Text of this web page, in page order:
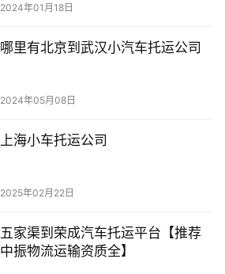
2024年01月18日
哪里有北京到武汉小汽车托运公司
2024年05月08日
上海小车托运公司
2025年02月22日
五家渠到荣成汽车托运平台【推荐
中振物流运输资质全】